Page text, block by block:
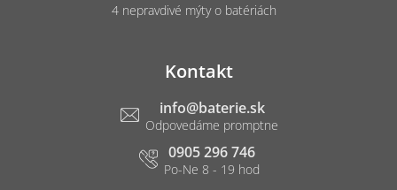
4 nepravdivé mýty o batériách
Kontakt
info@baterie.sk
0905 296 746